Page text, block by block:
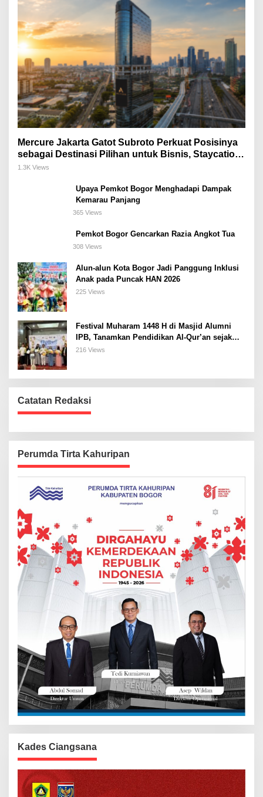
Mercure Jakarta Gatot Subroto Perkuat Posisinya
sebagai Destinasi Pilihan untuk Bisnis, Staycation,
Meeting, dan Kuliner di Jakarta Selatan
1.3K Views
Upaya Pemkot Bogor Menghadapi Dampak
Kemarau Panjang
365 Views
Pemkot Bogor Gencarkan Razia Angkot Tua
308 Views
Alun-alun Kota Bogor Jadi Panggung Inklusi
Anak pada Puncak HAN 2026
225 Views
Festival Muharam 1448 H di Masjid Alumni
IPB, Tanamkan Pendidikan Al-Qur’an sejak
Dini dan Siapkan Generasi Islami
216 Views
Catatan Redaksi
Perumda Tirta Kahuripan
Kades Ciangsana